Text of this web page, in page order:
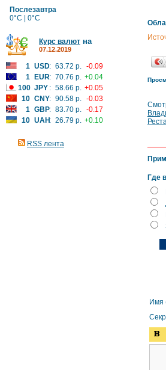
Послезавтра
0°C | 0°C
Курс валют на
07.12.2019
1 USD: 63.72 р. -0.09
1
EUR: 70.76 р. +0.04
100 JPY : 58.66 р. +0.05
10 CNY: 90.58 р. -0.03
1 GBP: 83.70 р. -0.17
10 UAH: 26.79 р. +0.10
RSS лента
Где
Имя